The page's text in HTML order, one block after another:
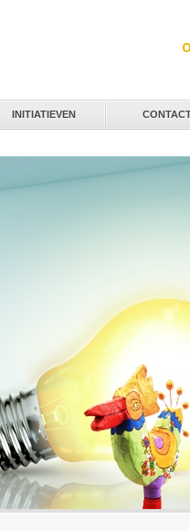
INITIATIEVEN